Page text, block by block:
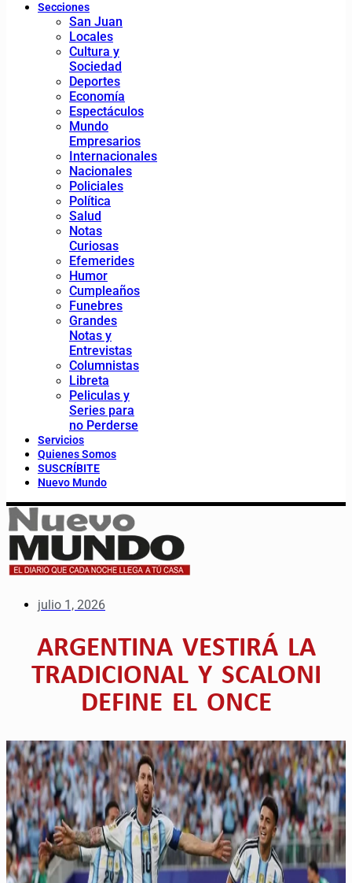
Secciones
San Juan
Locales
Cultura y
Sociedad
Deportes
Economía
Espectáculos
Mundo
Empresarios
Internacionales
Nacionales
Policiales
Política
Salud
Notas
Curiosas
Efemerides
Humor
Cumpleaños
Funebres
Grandes
Notas y
Entrevistas
Columnistas
Libreta
Peliculas y
Series para
no Perderse
Servicios
Quienes Somos
SUSCRÍBITE
Nuevo Mundo
julio 1, 2026
ARGENTINA VESTIRÁ LA
TRADICIONAL Y SCALONI
DEFINE EL ONCE